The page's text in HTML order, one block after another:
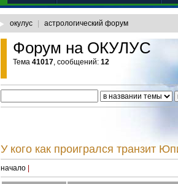
окулус астрологический форум
Форум на ОКУЛУС
Тема 41017, сообщений: 12
У кого как проигрался транзит
начало